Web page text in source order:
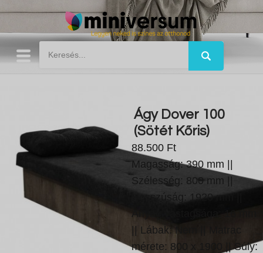
Ágy Dover 100
(Sötét Kőris)
88.500 Ft
Magasság: 390 mm ||
Szélesség: 800 mm ||
Hosszúság: 1920 mm ||
Anyag vastagsága: 16 mm
|| Lábak: Nem || Matrac
mérete: 800 x 1900 || Súly: